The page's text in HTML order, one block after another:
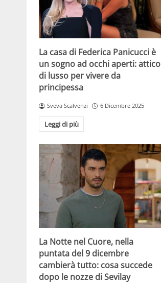
La casa di Federica Panicucci è
un sogno ad occhi aperti: attico
di lusso per vivere da
principessa
Sveva Scalvenzi 6 Dicembre 2025
Leggi di più
La Notte nel Cuore, nella
puntata del 9 dicembre
cambierà tutto: cosa succede
dopo le nozze di Sevilay